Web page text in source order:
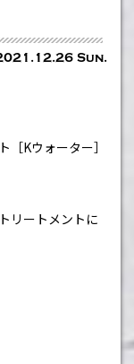
Sun.
［Kウォーター］
リートメントに